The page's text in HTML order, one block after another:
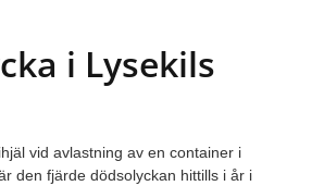
i Lysekils
vid avlastning av en container i
den fjärde dödsolyckan hittills i år i